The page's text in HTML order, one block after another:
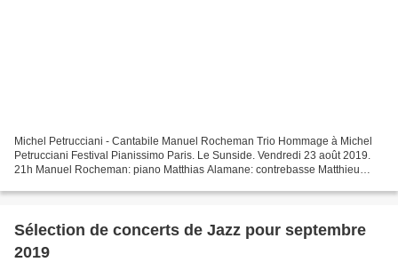
Michel Petrucciani - Cantabile Manuel Rocheman Trio Hommage à Michel
Petrucciani Festival Pianissimo Paris. Le Sunside. Vendredi 23 août 2019.
21h Manuel Rocheman: piano Matthias Alamane: contrebasse Matthieu
Sélection de concerts de Jazz pour septembre
2019